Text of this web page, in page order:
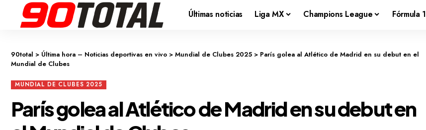
Últimas noticias Liga MX Champions League Fórmula 1
90total > Última hora – Noticias deportivas en vivo > Mundial de Clubes 2025 > París golea al Atlético de Madrid en su debut en el
Mundial de Clubes
MUNDIAL DE CLUBES 2025
París golea al Atlético de Madrid en su debut en